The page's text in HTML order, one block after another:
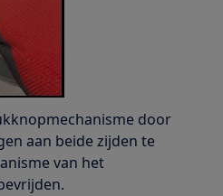
door
aan beide zijden te
van het